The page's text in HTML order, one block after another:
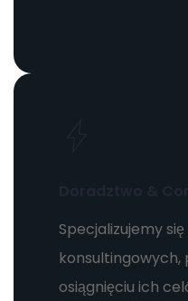
Specjalizujemy
osiągnięciu ich